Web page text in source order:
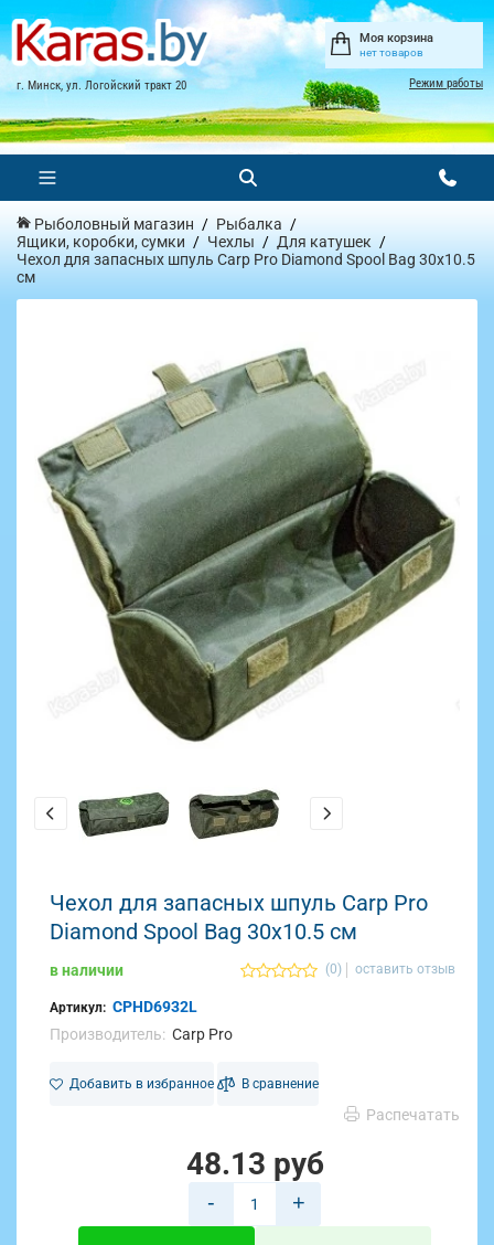
г. Минск, ул. Логойский тракт 20
Моя корзина
нет товаров
Режим работы
Рыболовный магазин
Рыбалка
Ящики, коробки, сумки
Чехлы
Для катушек
Чехол для запасных шпуль Carp Pro Diamond Spool Bag 30x10.5
см
Чехол для запасных шпуль Carp Pro
Diamond Spool Bag 30x10.5 см
в наличии (0) оставить отзыв
Артикул: CPHD6932L
Производитель: Carp Pro
Добавить в избранное В сравнение
Распечатать
48.13 руб
- +